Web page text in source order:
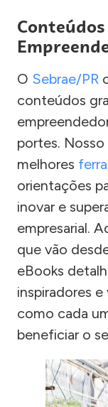
O Sebrae/PR
conteúdos
portes.
melhores
orientações
inovar e
empresarial.
que vão
eBooks
inspiradores
como cada
beneficiar o